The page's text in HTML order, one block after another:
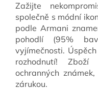
Zažijte
společně s módní
podle Armani
pohodlí (95%
vyjímečnosti.
rozhodnutí!
ochranných
zárukou.